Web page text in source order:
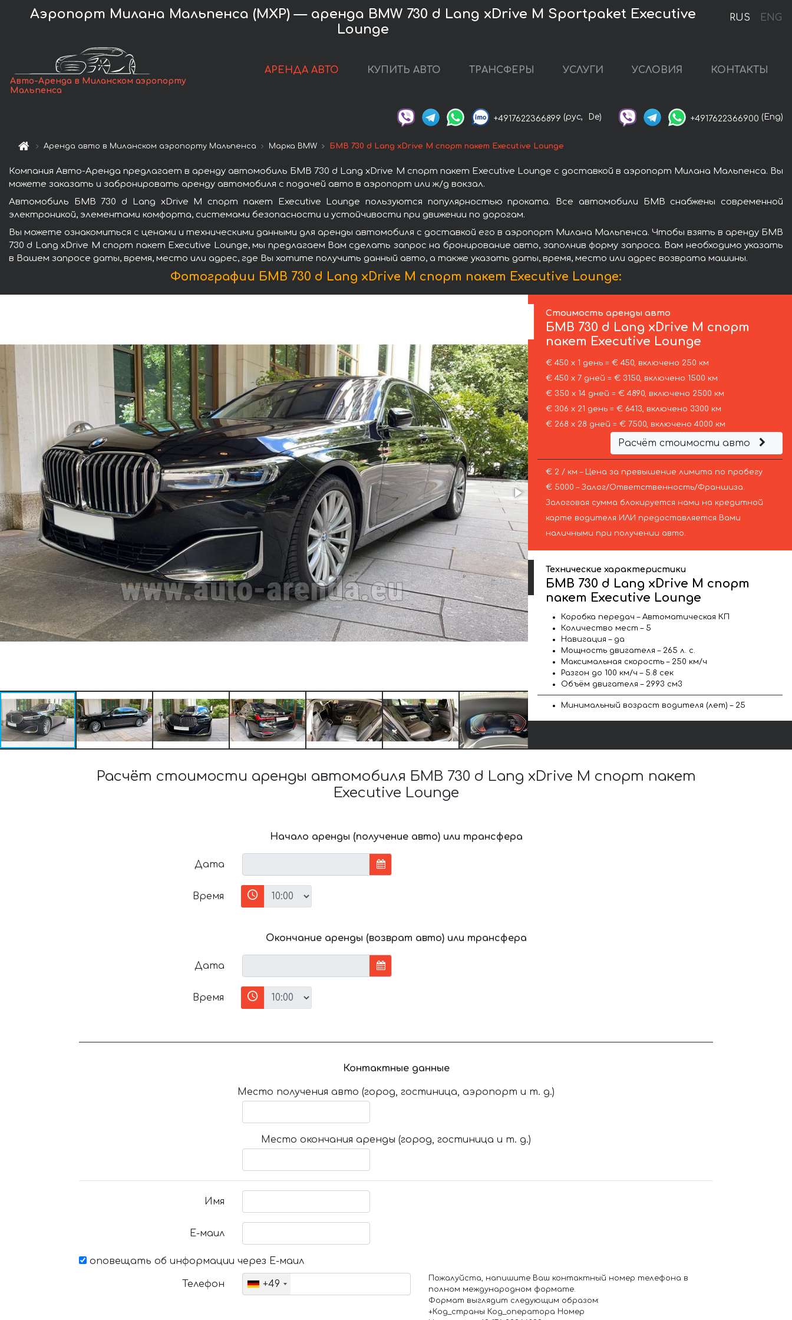
RUS ENG
Аэропорт Милана Мальпенса (MXP) — аренда BMW 730 d Lang xDrive M Sportpaket Executive
Lounge
Авто-Аренда в Миланском аэропорту
Мальпенса
АРЕНДА АВТО КУПИТЬ АВТО ТРАНСФЕРЫ УСЛУГИ УСЛОВИЯ КОНТАКТЫ
+4917622366899 (рус, De) +4917622366900 (Eng)
Аренда авто в Миланском аэропорту Мальпенса Марка BMW БМВ 730 d Lang xDrive M спорт пакет Executive Lounge
Компания Авто-Аренда предлагает в аренду автомобиль БМВ 730 d Lang xDrive M спорт пакет Executive Lounge с доставкой в аэропорт Милана Мальпенса. Вы
можете заказать и забронировать аренду автомобиля с подачей авто в аэропорт или ж/д вокзал.
Автомобиль БМВ 730 d Lang xDrive M спорт пакет Executive Lounge пользуются популярностью проката. Все автомобили БМВ снабжены современной
электроникой, элементами комфорта, системами безопасности и устойчивости при движении по дорогам.
Вы можете ознакомиться с ценами и техническими данными для аренды автомобиля с доставкой его в аэропорт Милана Мальпенса. Чтобы взять в аренду БМВ
730 d Lang xDrive M спорт пакет Executive Lounge, мы предлагаем Вам сделать запрос на бронирование авто, заполнив форму запроса. Вам необходимо указать
в Вашем запросе даты, время, место или адрес, где Вы хотите получить данный авто, а также указать даты, время, место или адрес возврата машины.
Фотографии БМВ 730 d Lang xDrive M спорт пакет Executive Lounge:
Стоимость аренды авто
БМВ 730 d Lang xDrive M спорт
пакет Executive Lounge
€ 450 х 1 день = € 450, включено 250 км
€ 450 х 7 дней = € 3150, включено 1500 км
€ 350 х 14 дней = € 4890, включено 2500 км
€ 306 х 21 день = € 6413, включено 3300 км
€ 268 х 28 дней = € 7500, включено 4000 км
Расчёт стоимости авто
€ 2 / км – Цена за превышение лимита по пробегу
€ 5000 – Залог/Ответственность/Франшиза.
Залоговая сумма блокируется нами на кредитной
карте водителя ИЛИ предоставляется Вами
наличными при получении авто.
Технические характеристики
БМВ 730 d Lang xDrive M спорт
пакет Executive Lounge
Коробка передач – Автоматическая КП
Количество мест – 5
Навигация – да
Мощность двигателя – 265 л. с.
Максимальная скорость – 250 км/ч
Разгон до 100 км/ч – 5.8 сек
Объём двигателя – 2993 см3
Минимальный возраст водителя (лет) – 25
Расчёт стоимости аренды автомобиля БМВ 730 d Lang xDrive M спорт пакет
Executive Lounge
Начало аренды (получение авто) или трансфера
Дата
Время
Окончание аренды (возврат авто) или трансфера
Дата
Время
Контактные данные
Место получения авто (город, гостиница, аэропорт и т. д.)
Место окончания аренды (город, гостиница и т. д.)
Имя
Е-маил
оповещать об информации через Е-маил
Телефон +49
Пожалуйста, напишите Ваш контактный номер телефона в
полном международном формате.
Формат выглядит следующим образом:
+Код_страны Код_оператора Номер